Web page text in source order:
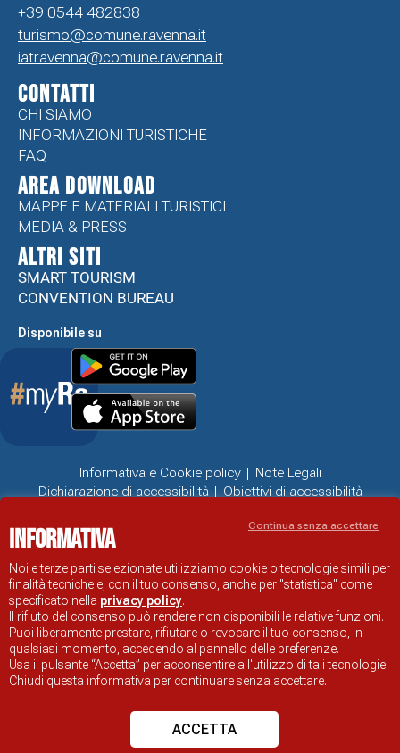
+39 0544 482838
turismo@comune.ravenna.it
iatravenna@comune.ravenna.it
CONTATTI
CHI SIAMO
INFORMAZIONI TURISTICHE
FAQ
Area Download
MAPPE E MATERIALI TURISTICI
MEDIA & PRESS
ALTRI SITI
SMART TOURISM
CONVENTION BUREAU
Disponibile su
Informativa e Cookie policy
Note Legali
Dichiarazione di accessibilità
Obiettivi di accessibilità
SITO UFFICIALE DI INFORMAZIONE TURISTICA DI RAVENNA
Informativa
Noi e terze parti selezionate utilizziamo cookie o tecnologie simili per
finalità tecniche e, con il tuo consenso, anche per "statistica" come
specificato nella privacy policy.
Il rifiuto del consenso può rendere non disponibili le relative funzioni.
Puoi liberamente prestare, rifiutare o revocare il tuo consenso, in
qualsiasi momento, accedendo al pannello delle preferenze.
Usa il pulsante “Accetta” per acconsentire all'utilizzo di tali tecnologie.
Chiudi questa informativa per continuare senza accettare.
ACCETTA
Continua senza accettare